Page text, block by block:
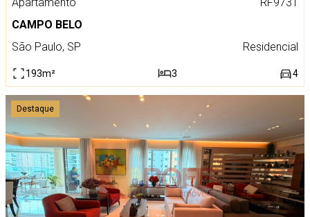
CAMPO BELO
São Paulo, SP
Residencial
193m² 3 4
Destaque